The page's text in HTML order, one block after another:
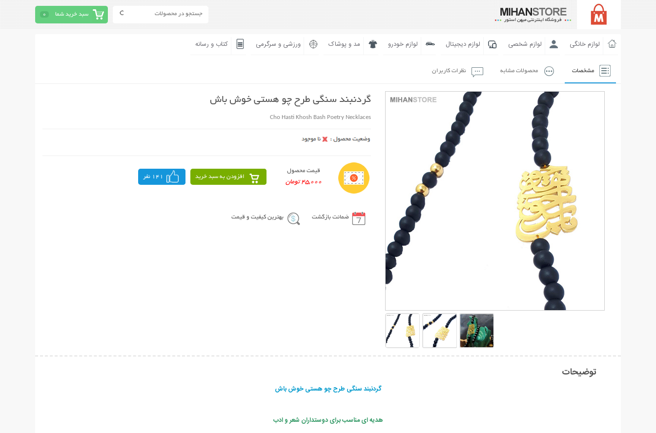
سبد خرید شما 0
لوازم خانگی لوازم شخصی لوازم دیجیتال لوازم خودرو مد و پوشاک ورزشی و سرگرمی کتاب و رسانه
مشخصات محصولات مشابه نظرات کاربران
گردنبند سنگی طرح چو هستی خوش باش
Cho Hasti Khosh Bash Poetry Necklaces
قیمت محصول
45,000 تومان
افزودن به سبد خرید 141 نفر
ضمانت بازگشت بهترین کیفیت و قیمت
توضیحات
گردنبند سنگی طرح چو هستی خوش باش
هدیه ای مناسب برای دوستداران شعر و ادب